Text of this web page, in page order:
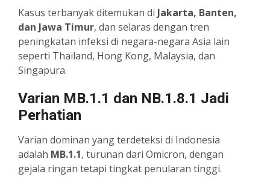
Kasus terbanyak ditemukan di Jakarta, Banten,
dan Jawa Timur, dan selaras dengan tren
peningkatan infeksi di negara-negara Asia lain
seperti Thailand, Hong Kong, Malaysia, dan
Singapura.
Varian MB.1.1 dan NB.1.8.1 Jadi
Perhatian
Varian dominan yang terdeteksi di Indonesia
adalah MB.1.1, turunan dari Omicron, dengan
gejala ringan tetapi tingkat penularan tinggi.